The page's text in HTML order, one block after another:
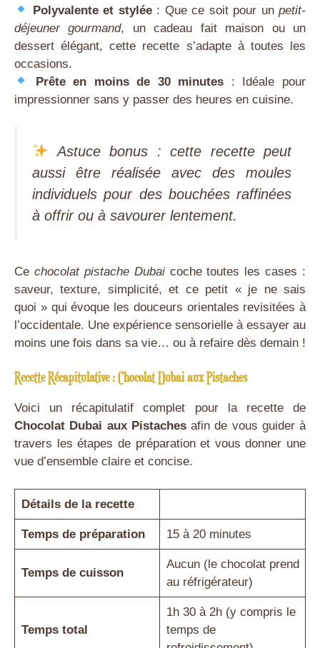
Polyvalente et stylée: Que ce soit pour unpetit-
déjeuner gourmand, un cadeau fait maison ou un
dessert élégant, cette recette s’adapte à toutes les
occasions.
Prête en moins de 30 minutes : Idéale pour
impressionner sans y passer des heures en cuisine.
Astuce bonus : cette recette peut
aussi être réalisée avec des moules
individuels pour des bouchées raffinées
à offrir ou à savourer lentement.
Ce chocolat pistache Dubaicoche toutes les cases :
saveur, texture, simplicité, et ce petit « je ne sais
quoi » qui évoque les douceurs orientales revisitées à
l’occidentale. Une expérience sensorielle à essayer au
moins une fois dans sa vie… ou à refaire dès demain !
Recette Récapitulative : Chocolat Dubai aux Pistaches
Voici un récapitulatif complet pour la recette de
Chocolat Dubai aux Pistachesafin de vous guider à
travers les étapes de préparation et vous donner une
vue d’ensemble claire et concise.
Détails de la recette
Temps de préparation 15 à 20 minutes
Temps de cuisson
Aucun (le chocolat prend
au réfrigérateur)
Temps total
1h 30 à 2h (y compris le
temps de